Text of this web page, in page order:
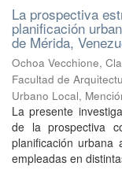
La prospectiva
planificación
de Mérida,
Ochoa Vecchione,
Facultad de
Urbano Local,
La presente
de la prospectiva
planificación
empleadas en